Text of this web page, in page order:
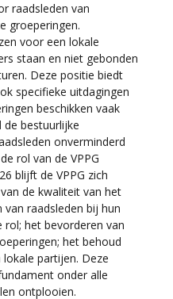
raadsleden van
groeperingen.
voor een lokale
staan en niet gebonden
Deze positie biedt
specifieke uitdagingen
beschikken vaak
bestuurlijke
onverminderd
rol van de VPPG
blijft de VPPG zich
de kwaliteit van het
raadsleden bij hun
het bevorderen van
het behoud
partijen. Deze
onder alle
ontplooien.